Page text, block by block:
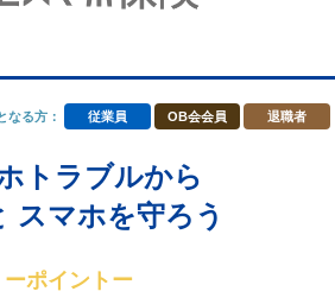
なる方： 従業員 OB会会員 退職者
トラブルから
スマホを守ろう
ーポイントー